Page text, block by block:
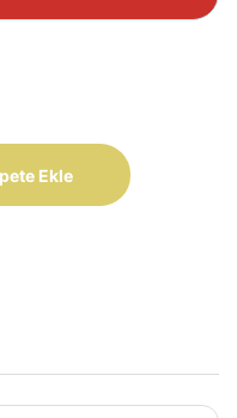
quantity
Ekle